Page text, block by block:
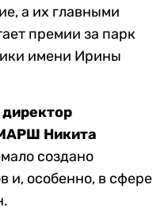
а их главными
премии за парк
имени Ирины
директор
Никита
создано
и, особенно, в сфере